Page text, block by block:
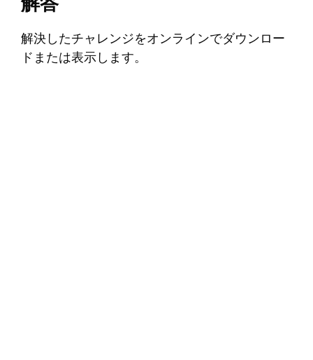
解決したチャレンジをオンラインでダウンロー
ドまたは表示します。